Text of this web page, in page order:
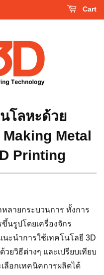
Cart
โลหะด้วย
Metal
Printing
ลายกระบวนการ ทั้งการ
นรูปโดยเครื่องจักร
นะนำการใช้เทคโนโลยี 3D
ยวิธีต่างๆ และเปรียบเทียบ
ลือกเทคนิคการผลิตได้